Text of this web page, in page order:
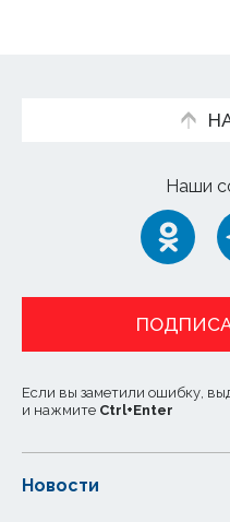
Наши
Если вы заметили ошибку,
и нажмите Ctrl+Enter
Новости